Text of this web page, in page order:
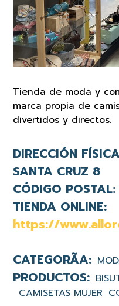
Tienda de moda y
marca propia de
divertidos y directos.
DIRECCIÓN
SANTA CRUZ 8
CÓDIGO POSTAL:
TIENDA ONLINE:
https://
CAMISETAS MUJER